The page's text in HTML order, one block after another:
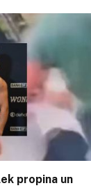
propina un